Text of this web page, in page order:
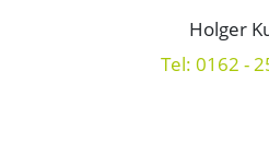
Holger
Tel: 0162 -